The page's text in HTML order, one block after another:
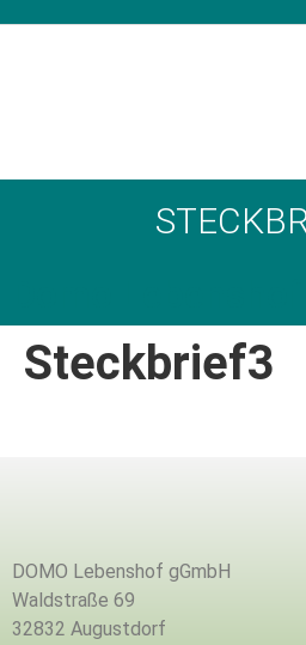
Steckbrief3
DOMO Lebenshof gGmbH
Waldstraße 69
32832 Augustdorf